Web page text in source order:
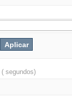
( segundos)